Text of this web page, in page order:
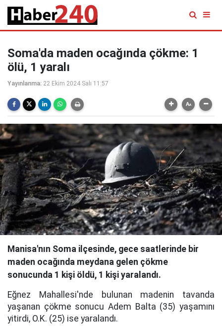
Soma'da maden ocağında çökme: 1
ölü, 1 yaralı
Yayınlanma: 22 Ekim 2024 Salı 11:57
Manisa'nın Soma ilçesinde, gece saatlerinde bir
maden ocağında meydana gelen çökme
sonucunda 1 kişi öldü, 1 kişi yaralandı.
Eğnez Mahallesi'nde bulunan madenin tavanda
yaşanan çökme sonucu Adem Balta (35) yaşamını
yitirdi, O.K. (25) ise yaralandı.